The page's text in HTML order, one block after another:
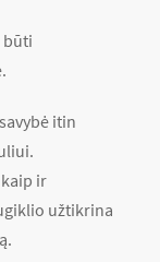
būti
itin
kaip ir
užtikrina